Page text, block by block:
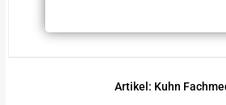
Artikel: Kuhn